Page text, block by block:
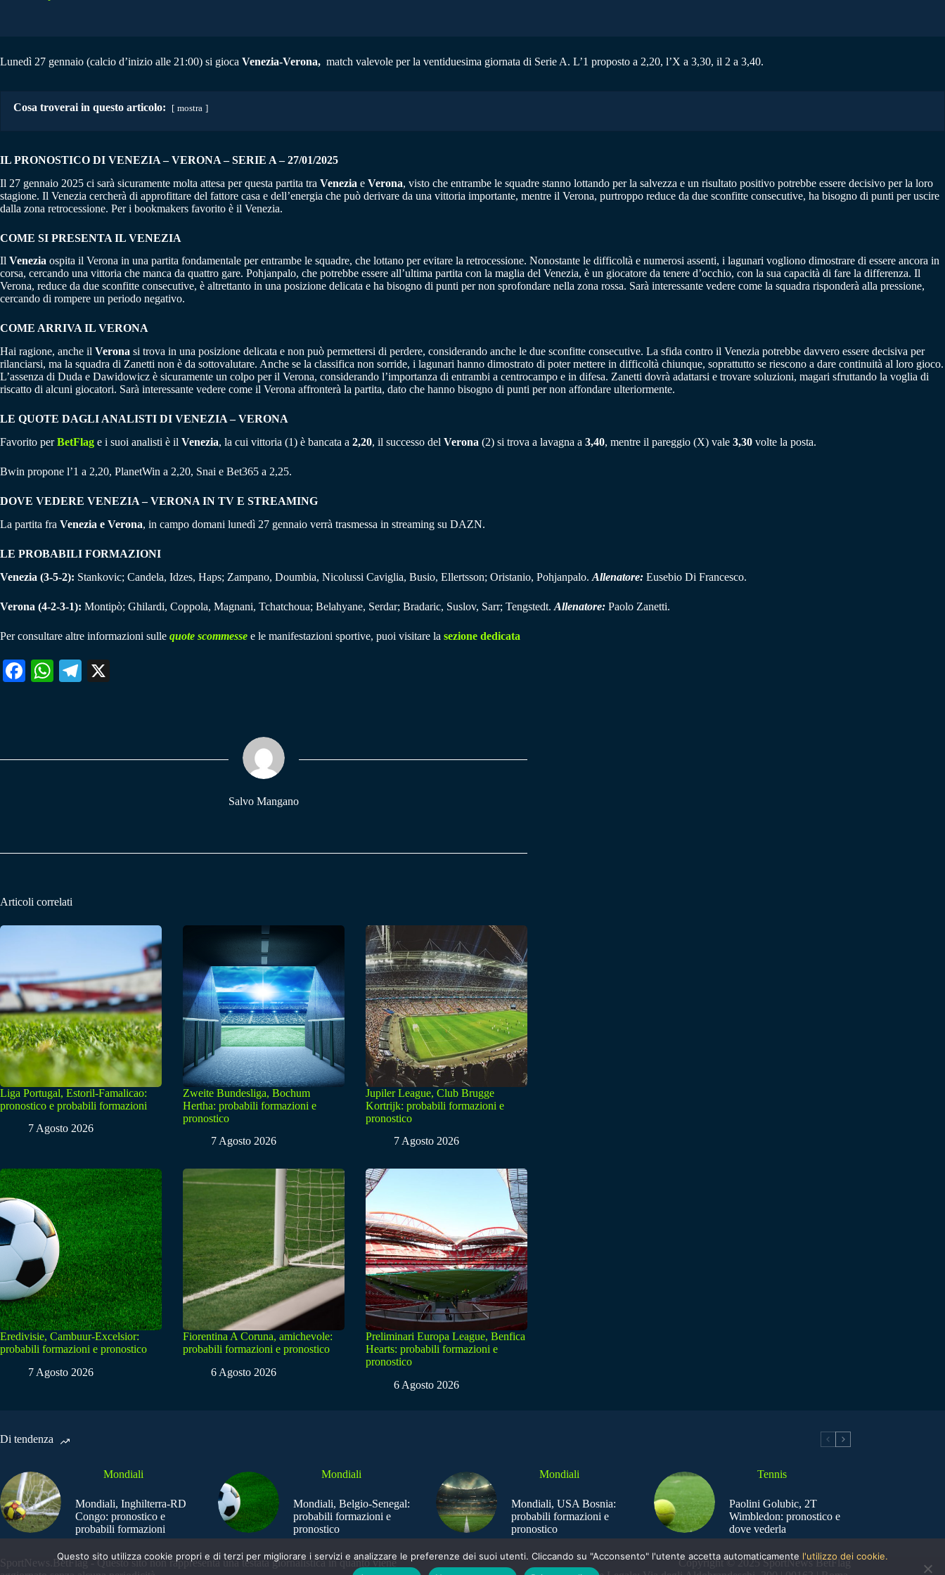
Lunedì 27 gennaio (calcio d’inizio alle 21:00) si gioca Venezia-Verona, match valevole per la ventiduesima giornata di Serie A. L’1 proposto a 2,20, l’X a 3,30, il 2 a 3,40.
Cosa troverai in questo articolo: mostra
IL PRONOSTICO DI VENEZIA – VERONA – SERIE A – 27/01/2025
Il 27 gennaio 2025 ci sarà sicuramente molta attesa per questa partita tra Venezia e Verona, visto che entrambe le squadre stanno lottando per la salvezza e un risultato positivo potrebbe essere decisivo per la loro
stagione. Il Venezia cercherà di approfittare del fattore casa e dell’energia che può derivare da una vittoria importante, mentre il Verona, purtroppo reduce da due sconfitte consecutive, ha bisogno di punti per uscire
dalla zona retrocessione. Per i bookmakers favorito è il Venezia.
COME SI PRESENTA IL VENEZIA
Il Venezia ospita il Verona in una partita fondamentale per entrambe le squadre, che lottano per evitare la retrocessione. Nonostante le difficoltà e numerosi assenti, i lagunari vogliono dimostrare di essere ancora in
corsa, cercando una vittoria che manca da quattro gare. Pohjanpalo, che potrebbe essere all’ultima partita con la maglia del Venezia, è un giocatore da tenere d’occhio, con la sua capacità di fare la differenza. Il
Verona, reduce da due sconfitte consecutive, è altrettanto in una posizione delicata e ha bisogno di punti per non sprofondare nella zona rossa. Sarà interessante vedere come la squadra risponderà alla pressione,
cercando di rompere un periodo negativo.
COME ARRIVA IL VERONA
Hai ragione, anche il Verona si trova in una posizione delicata e non può permettersi di perdere, considerando anche le due sconfitte consecutive. La sfida contro il Venezia potrebbe davvero essere decisiva per
rilanciarsi, ma la squadra di Zanetti non è da sottovalutare. Anche se la classifica non sorride, i lagunari hanno dimostrato di poter mettere in difficoltà chiunque, soprattutto se riescono a dare continuità al loro gioco.
L’assenza di Duda e Dawidowicz è sicuramente un colpo per il Verona, considerando l’importanza di entrambi a centrocampo e in difesa. Zanetti dovrà adattarsi e trovare soluzioni, magari sfruttando la voglia di
riscatto di alcuni giocatori. Sarà interessante vedere come il Verona affronterà la partita, dato che hanno bisogno di punti per non affondare ulteriormente.
LE QUOTE DAGLI ANALISTI DI VENEZIA – VERONA
Favorito perBetFlag e i suoi analisti è il Venezia, la cui vittoria (1) è bancata a 2,20, il successo del Verona (2) si trova a lavagna a 3,40, mentre il pareggio (X) vale 3,30 volte la posta.
Bwin propone l’1 a 2,20, PlanetWin a 2,20, Snai e Bet365 a 2,25.
DOVE VEDERE VENEZIA – VERONA IN TV E STREAMING
La partita fra Venezia e Verona, in campo domani lunedì 27 gennaio verrà trasmessa in streaming su DAZN.
LE PROBABILI FORMAZIONI
Venezia (3-5-2): Stankovic; Candela, Idzes, Haps; Zampano, Doumbia, Nicolussi Caviglia, Busio, Ellertsson; Oristanio, Pohjanpalo. Allenatore: Eusebio Di Francesco.
Verona (4-2-3-1): Montipò; Ghilardi, Coppola, Magnani, Tchatchoua; Belahyane, Serdar; Bradaric, Suslov, Sarr; Tengstedt. Allenatore: Paolo Zanetti.
Per consultare altre informazioni sulle quote scommesse e le manifestazioni sportive, puoi visitare la sezione dedicata
Fa W
pp
Te
m
Salvo Mangano
Articoli correlati
Liga Portugal, Estoril-Famalicao:
pronostico e probabili formazioni
7 Agosto 2026
Zweite Bundesliga, Bochum
Hertha: probabili formazioni e
pronostico
7 Agosto 2026
Jupiler League, Club Brugge
Kortrijk: probabili formazioni e
pronostico
7 Agosto 2026
Eredivisie, Cambuur-Excelsior:
probabili formazioni e pronostico
7 Agosto 2026
Fiorentina A Coruna, amichevole:
probabili formazioni e pronostico
6 Agosto 2026
Preliminari Europa League, Benfica
Hearts: probabili formazioni e
pronostico
6 Agosto 2026
Di tendenza
Mondiali
Mondiali, Inghilterra-RD
Congo: pronostico e
probabili formazioni
Mondiali
Mondiali, Belgio-Senegal:
probabili formazioni e
pronostico
Mondiali
Mondiali, USA Bosnia:
probabili formazioni e
pronostico
Tennis
Paolini Golubic, 2T
Wimbledon: pronostico e
dove vederla
SportNews.BetFlag - Questo sito non rappresenta una testata giornalistica in quanto viene
Copyright © 2025 SportNews BetFlag
Questo sito utilizza cookie propri e di terzi per migliorare i servizi e analizzare le preferenze dei suoi utenti. Cliccando su "Acconsento" l'utente accetta automaticamente l'utilizzo dei cookie.